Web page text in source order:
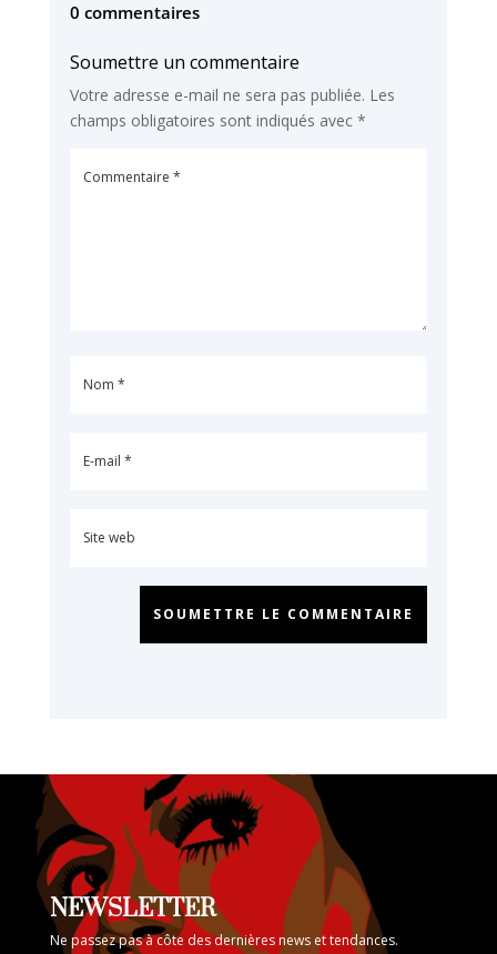
0 commentaires
Soumettre un commentaire
Votre adresse e-mail ne sera pas publiée. Les
champs obligatoires sont indiqués avec *
SOUMETTRE LE COMMENTAIRE
NEWSLETTER
Ne passez pas à côte des dernières news et tendances.